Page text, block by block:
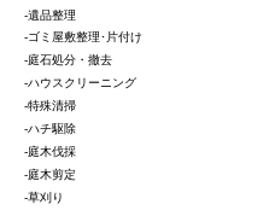
-遺品整理
-ゴミ屋敷整理･片付け
-庭石処分・撤去
-ハウスクリーニング
-特殊清掃
-ハチ駆除
-庭木伐採
-庭木剪定
-草刈り